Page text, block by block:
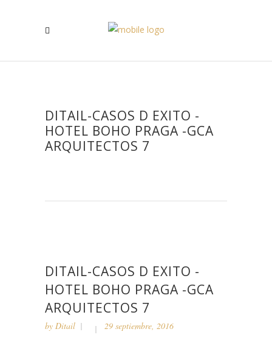
DITAIL-CASOS D EXITO -
HOTEL BOHO PRAGA -GCA
ARQUITECTOS 7
DITAIL-CASOS D EXITO -
HOTEL BOHO PRAGA -GCA
ARQUITECTOS 7
by Ditail 29 septiembre, 2016